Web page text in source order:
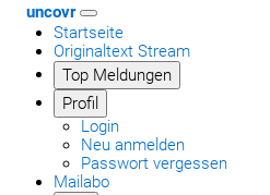
uncovr
Startseite
Originaltext Stream
Top Meldungen
Profil
Login
Neu anmelden
Passwort vergessen
Mailabo